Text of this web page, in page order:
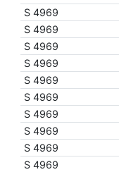
S 4969
S 4969
S 4969
S 4969
S 4969
S 4969
S 4969
S 4969
S 4969
S 4969